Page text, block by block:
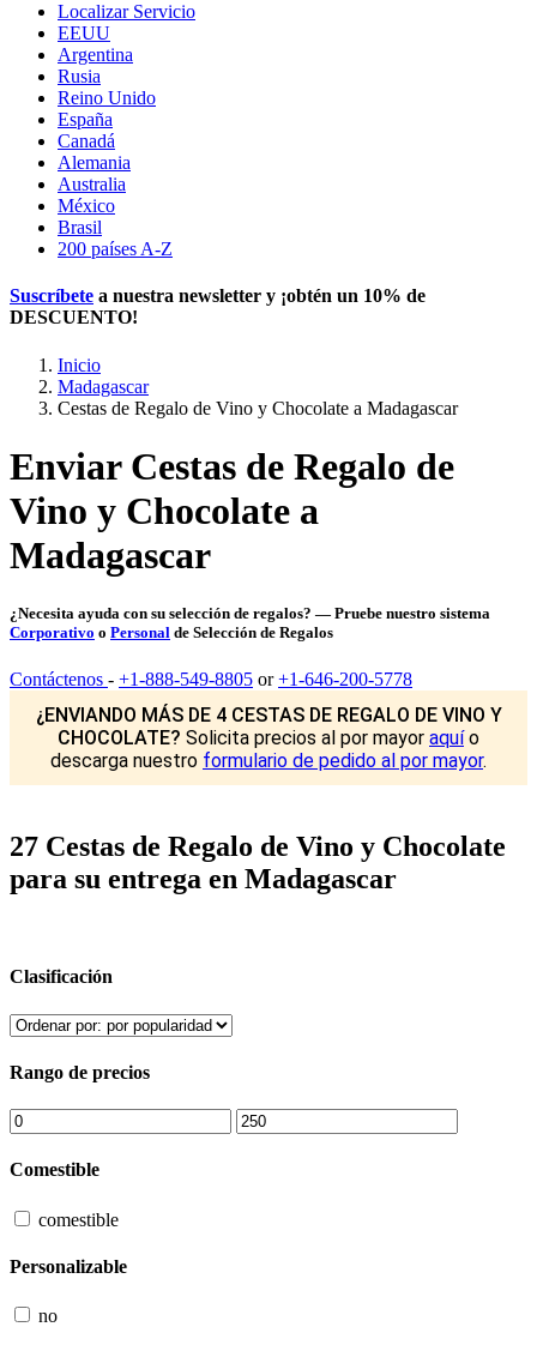
Localizar Servicio
EEUU
Argentina
Rusia
Reino Unido
España
Canadá
Alemania
Australia
México
Brasil
200 países A-Z
Suscríbete a nuestra newsletter y ¡obtén un 10% de
DESCUENTO!
Inicio
Madagascar
Cestas de Regalo de Vino y Chocolate a Madagascar
Enviar Cestas de Regalo de
Vino y Chocolate a
Madagascar
¿Necesita ayuda con su selección de regalos? — Pruebe nuestro sistema
Corporativo o Personal de Selección de Regalos
Contáctenos - +1-888-549-8805 or+1-646-200-5778
¿ENVIANDO MÁS DE 4 CESTAS DE REGALO DE VINO Y
CHOCOLATE? Solicita precios al por mayor aquío
descarga nuestro formulario de pedido al por mayor.
27 Cestas de Regalo de Vino y Chocolate
para su entrega en Madagascar
Clasificación
Rango de precios
Comestible
comestible
Personalizable
no